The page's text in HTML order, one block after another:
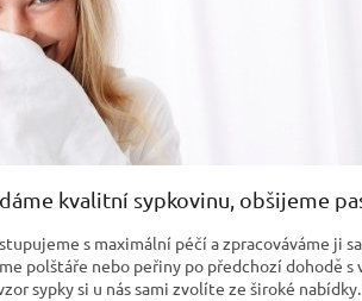
kvalitní sypkovinu, obšijeme
s maximální péčí a zpracováváme ji
polštáře nebo peřiny po předchozí dohodě
sypky si u nás sami zvolíte ze široké